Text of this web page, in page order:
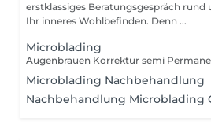
erstklassiges Beratungsgespräch rund
Ihr inneres Wohlbefinden. Denn ...
Microblading
Microblading Nachbehandlung
Nachbehandlung Microblading